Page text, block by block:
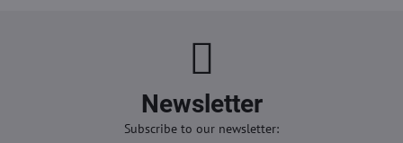
Newsletter
Subscribe to our newsletter: